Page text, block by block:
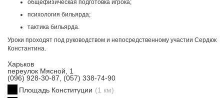
общефизическая подготовка игрока;
психология бильярда;
тактика бильярда.
Уроки проходят под руководством и непосредственному участии Сердюк
Константина.
Харьков
переулок Мясной, 1
(096) 928-30-87, (057) 338-74-90
Площадь Конституции (1 км)